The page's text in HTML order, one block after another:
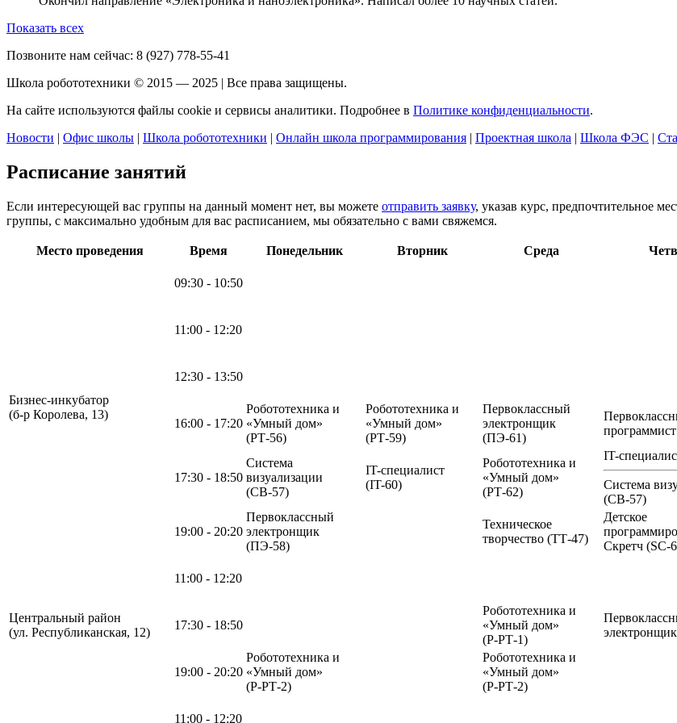
Показать всех
Позвоните нам сейчас: 8 (927) 778-55-41
Школа робототехники © 2015 — 2025 | Все права защищены.
На сайте используются файлы cookie и сервисы аналитики. Подробнее в Политике конфиденциальности.
Новости | Офис школы | Школа робототехники | Онлайн школа программирования | Проектная школа | Школа ФЭС |
Расписание занятий
Если интересующей вас группы на данный момент нет, вы можете отправить заявку, указав курс, предпочтительное
группы, с максимально удобным для вас расписанием, мы обязательно с вами свяжемся.
Место проведения Время Понедельник Вторник Среда
Бизнес-инкубатор
(б-р Королева, 13)
09:30 - 10:50
11:00 - 12:20
12:30 - 13:50
16:00 - 17:20
Робототехника и
«Умный дом»
(РТ-56)
Робототехника и
«Умный дом»
(РТ-59)
Первоклассный
электронщик
(ПЭ-61)
программист
17:30 - 18:50
Система
визуализации
(СВ-57)
IT-специалист
(IT-60)
Робототехника и
«Умный дом»
(РТ-62)
IT-
Система
(СВ-57)
19:00 - 20:20
Первоклассный
электронщик
(ПЭ-58)
Техническое
творчество (ТТ-47)
Детское
Скретч (SC-
Центральный район
(ул. Республиканская, 12)
11:00 - 12:20
17:30 - 18:50
Робототехника и
«Умный дом»
(Р-РТ-1)
электронщик
19:00 - 20:20
Робототехника и
«Умный дом»
(Р-РТ-2)
Робототехника и
«Умный дом»
(Р-РТ-2)
11:00 - 12:20